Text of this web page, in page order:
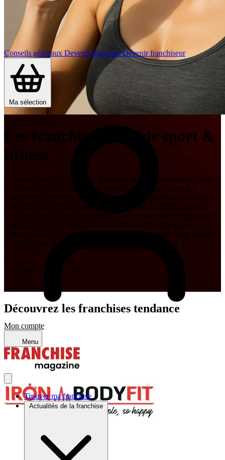
Conseils généraux Devenir franchiséDevenir franchiseur
Ma sélection
Mon compte
Menu
Trouver ma franchise
Actualités de la franchise
Les franchises Salle de sport &
fitness
Le secteur dédié aux activités sportives tient la forme et pour cause :
les Français sont des adeptes de sport et de fitness. Parmi les
pratiques les plus appréciées, la natation, le vélo et la marche ont la
cote. Mais pas toujours simple de s’y adonner en milieu urbain…
Les salles de sport représentent, dès lors, un excellent compromis et
nombreux sont les amateurs à s’y inscrire. Il faut dire que ces
espaces dédiés à la remise en forme proposent un très large éventail
d’activités possibles pour se façonner un corps d’athlète !
91
Franchises
81,7 k€
d'apport moyen
Découvrez les franchises tendance